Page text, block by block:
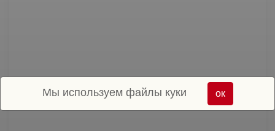
Мы используем файлы куки ок